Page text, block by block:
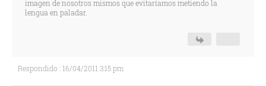
imagen de nosotros mismos que evitaríamos metiendo la
lengua en paladar.
Respondido : 16/04/2011 3:15 pm